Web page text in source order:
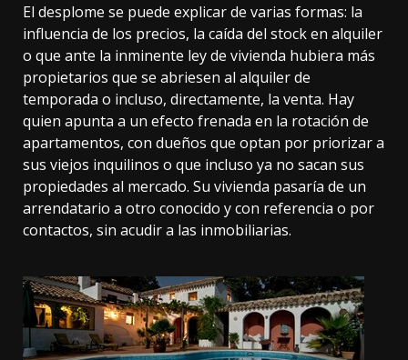
El desplome se puede explicar de varias formas: la
influencia de los precios, la caída del stock en alquiler
o que ante la inminente ley de vivienda hubiera más
propietarios que se abriesen al alquiler de
temporada o incluso, directamente, la venta. Hay
quien apunta a un efecto frenada en la rotación de
apartamentos, con dueños que optan por priorizar a
sus viejos inquilinos o que incluso ya no sacan sus
propiedades al mercado. Su vivienda pasaría de un
arrendatario a otro conocido y con referencia o por
contactos, sin acudir a las inmobiliarias.